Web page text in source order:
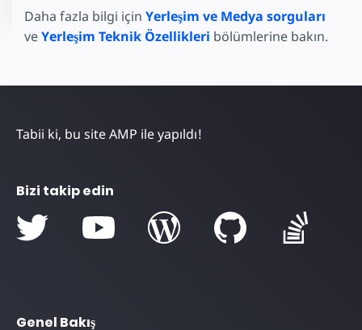
Daha fazla bilgi için Yerleşim ve Medya sorguları
veYerleşim Teknik Özellikleri bölümlerine bakın.
Tabii ki, bu site AMP ile yapıldı!
Bizi takip edin
Genel Bakış